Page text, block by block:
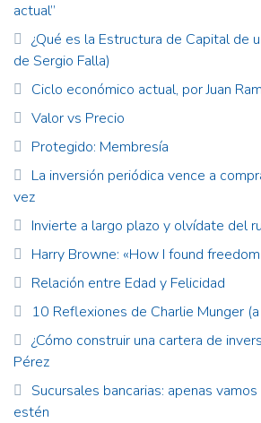
actual”
¿Qué es la Estructura de Capital de
de Sergio Falla)
Ciclo económico actual, por Juan
Valor vs Precio
Protegido: Membresía
La inversión periódica vence a
vez
Invierte a largo plazo y olvídate del
Harry Browne: «How I found
Relación entre Edad y Felicidad
10 Reflexiones de Charlie Munger
¿Cómo construir una cartera de
Pérez
Sucursales bancarias: apenas
estén